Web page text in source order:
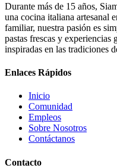
Durante más de 15 años,
una cocina italiana artesanal
familiar, nuestra pasión es
pastas frescas y experiencias
inspiradas en las tradiciones
Enlaces Rápidos
Inicio
Comunidad
Empleos
Sobre Nosotros
Contáctanos
Contacto